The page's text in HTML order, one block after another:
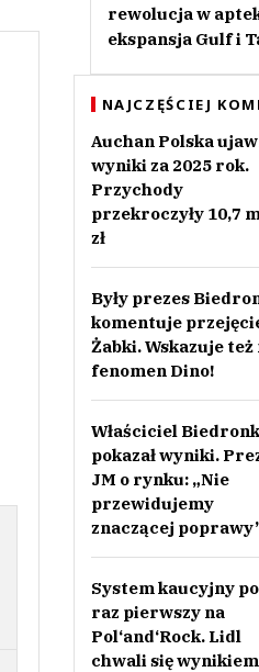
rewolucja w
ekspansja Gulf i
NAJCZĘŚCIEJ
Auchan Polska
wyniki za 2025 rok.
Przychody
przekroczyły 10,7
zł
Były prezes
komentuje
Żabki. Wskazuje też
fenomen Dino!
Właściciel
pokazał wyniki.
JM o rynku: „Nie
przewidujemy
znaczącej
System kaucyjny po
raz pierwszy na
Pol‘and‘Rock. Lidl
chwali się wynikiem